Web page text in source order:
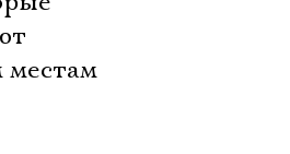
местам